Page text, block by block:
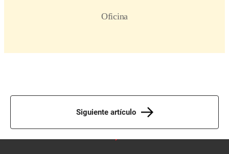
Siguiente artículo